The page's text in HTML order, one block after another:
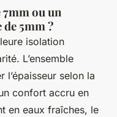
ou un
5mm ?
isolation
L’ensemble
l’épaisseur selon la
confort accru en
en eaux fraîches, le